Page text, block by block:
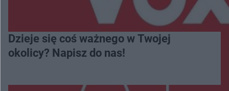
Dzieje się coś ważnego w Twojej
okolicy? Napisz do nas!